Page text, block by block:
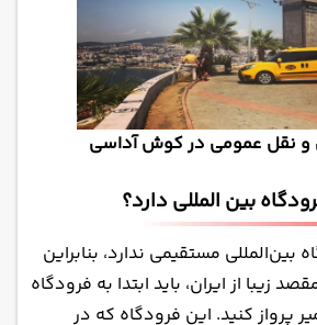
و نقل عمومی در کوش آداسی
بین المللی دارد؟
مستقیمی ندارد، بنابراین
زیبا از ایران، باید ابتدا به فرودگاه
پرواز کنید. این فرودگاه که در